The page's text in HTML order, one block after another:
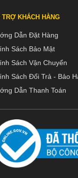
TRỢ KHÁCH HÀNG
Dẫn Đặt Hàng
Sách Bảo Mật
Sách Vận Chuyển
Sách Đổi Trả - Bảo
Dẫn Thanh Toán